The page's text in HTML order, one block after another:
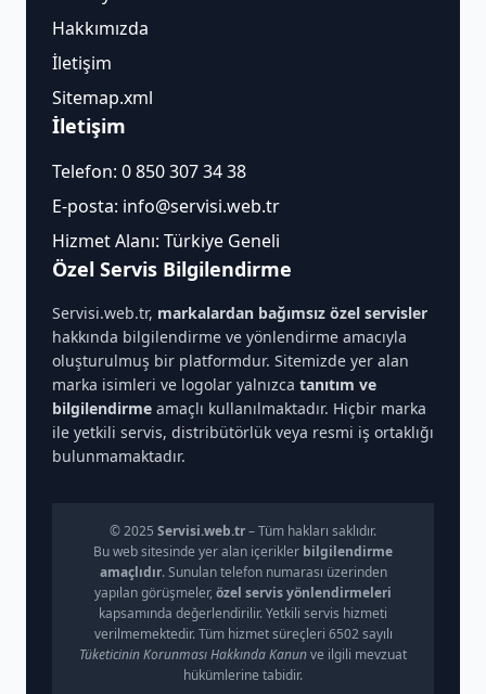
Hakkımızda
İletişim
Sitemap.xml
İletişim
Telefon: 0 850 307 34 38
E-posta: info@servisi.web.tr
Hizmet Alanı: Türkiye Geneli
Özel Servis Bilgilendirme
Servisi.web.tr, markalardan bağımsız özel servisler
hakkında bilgilendirme ve yönlendirme amacıyla
oluşturulmuş bir platformdur. Sitemizde yer alan
marka isimleri ve logolar yalnızca tanıtım ve
bilgilendirme amaçlı kullanılmaktadır. Hiçbir marka
ile yetkili servis, distribütörlük veya resmi iş ortaklığı
bulunmamaktadır.
© 2025 Servisi.web.tr– Tüm hakları saklıdır.
Bu web sitesinde yer alan içerikler bilgilendirme
amaçlıdır. Sunulan telefon numarası üzerinden
yapılan görüşmeler, özel servis yönlendirmeleri
kapsamında değerlendirilir. Yetkili servis hizmeti
verilmemektedir. Tüm hizmet süreçleri 6502 sayılı
Tüketicinin Korunması Hakkında Kanunve ilgili mevzuat
hükümlerine tabidir.